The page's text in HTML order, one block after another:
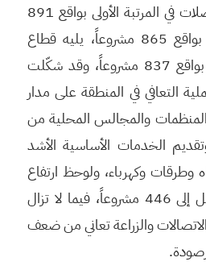
جاء قطاع النقل والمواصلات في المرتبة الأولى بواقع 891
مشروعاً وقطاع التجارة بواقع 865 مشروعاً، يليه قطاع
المياه والصرف الصحي بواقع 837 مشروعاً، وقد شكّلت
التعافي في المنطقة على مدار
والمجالس المحلية من
الخدمات الأساسية الأشد
وطرقات وكهرباء، ولوحظ ارتفاع
في مشاريع قطاع التمويل إلى 446 مشروعاً، فيما لا تزال
والزراعة تعاني من ضعف